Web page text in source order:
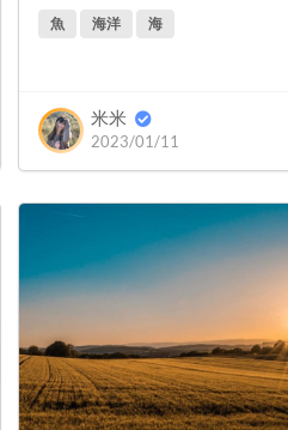
魚 海洋 海
米米
2023/01/11